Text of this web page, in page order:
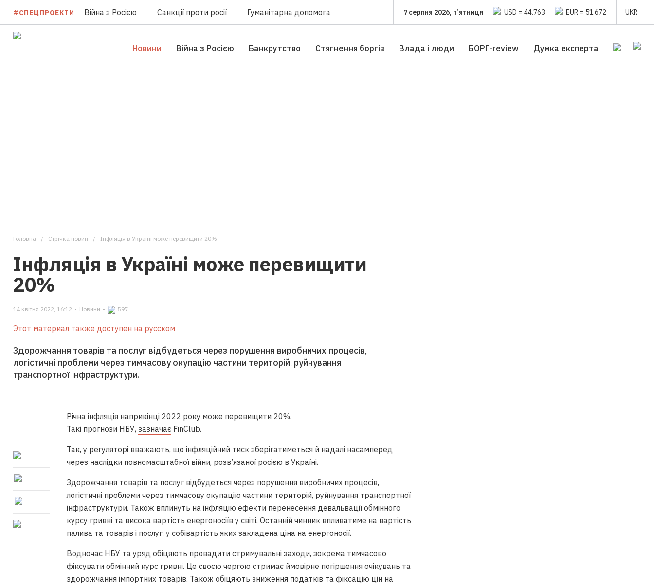
#СПЕЦПРОЕКТИ Війна з Росією Санкції проти росії Гуманітарна допомога 7 серпня 2026, п’ятниця USD = 44.763 EUR = 51.672 UKR
Новини Війна з Росією Банкрутство Стягнення боргiв Влада i люди БОРГ-review Думка експерта
Головна Стрічка новин Інфляція в Україні може перевищити 20%
Інфляція в Україні може перевищити
20%
14 квітня 2022, 16:12 • Новини • 597
Этот материал также доступен на русском
Здорожчання товарів та послуг відбудеться через порушення виробничих процесів,
логістичні проблеми через тимчасову окупацію частини територій, руйнування
транспортної інфраструктури.
Річна інфляція наприкінці 2022 року може перевищити 20%.
Такі прогнози НБУ, зазначає FinClub.
Так, у регуляторі вважають, що інфляційний тиск зберігатиметься й надалі насамперед
через наслідки повномасштабної війни, розв’язаної росією в Україні.
Здорожчання товарів та послуг відбудеться через порушення виробничих процесів,
логістичні проблеми через тимчасову окупацію частини територій, руйнування транспортної
інфраструктури. Також вплинуть на інфляцію ефекти перенесення девальвації обмінного
курсу гривні та висока вартість енергоносіїв у світі. Останній чинник впливатиме на вартість
палива та товарів і послуг, у собівартість яких закладена ціна на енергоносії.
Водночас НБУ та уряд обіцяють провадити стримувальні заходи, зокрема тимчасово
фіксувати обмінний курс гривні. Це своєю чергою стримає ймовірне погіршення очікувань та
здорожчання імпортних товарів. Також обіцяють зниження податків та фіксацію цін на